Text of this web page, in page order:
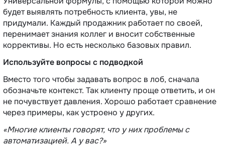
будет выявлять потребность клиента, увы, не
придумали. Каждый продажник работает по своей,
перенимает знания коллег и вносит собственные
коррективы. Но есть несколько базовых правил.
Используйте вопросы с подводкой
Вместо того чтобы задавать вопрос в лоб, сначала
обозначьте контекст. Так клиенту проще ответить, и он
не почувствует давления. Хорошо работает сравнение
через примеры, как устроено у других.
«Многие клиенты говорят, что у них проблемы с
автоматизацией. А у вас?»